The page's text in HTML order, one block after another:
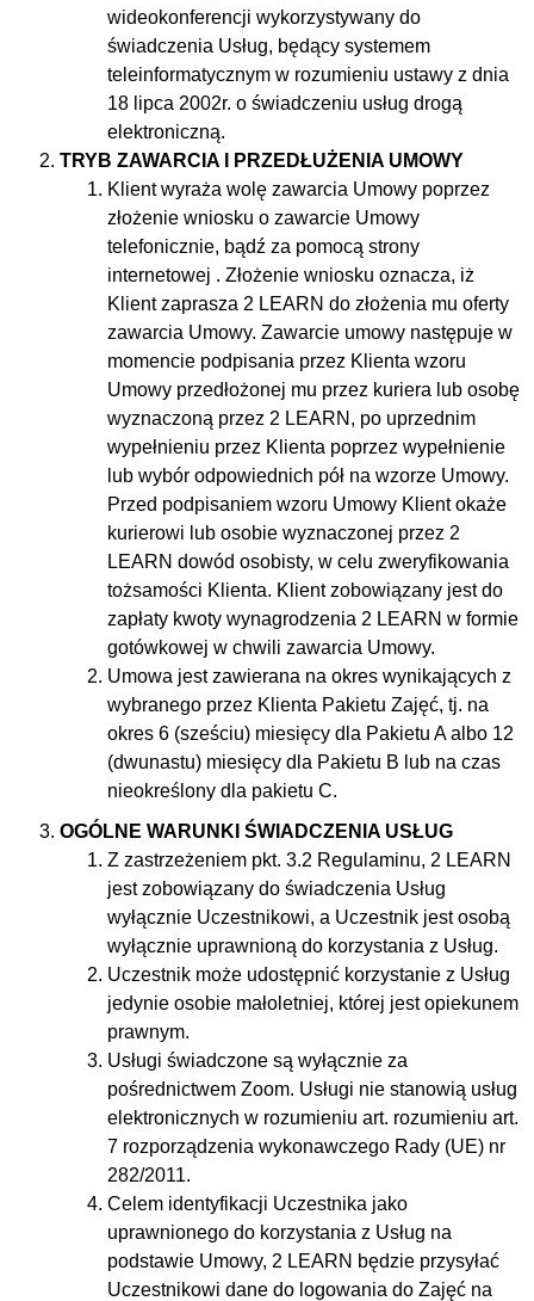
wideokonferencji wykorzystywany do
świadczenia Usług, będący systemem
teleinformatycznym w rozumieniu ustawy z dnia
18 lipca 2002r. o świadczeniu usług drogą
elektroniczną.
TRYB ZAWARCIA I PRZEDŁUŻENIA UMOWY
Klient wyraża wolę zawarcia Umowy poprzez
złożenie wniosku o zawarcie Umowy
telefonicznie, bądź za pomocą strony
internetowej . Złożenie wniosku oznacza, iż
Klient zaprasza 2 LEARN do złożenia mu oferty
zawarcia Umowy. Zawarcie umowy następuje w
momencie podpisania przez Klienta wzoru
Umowy przedłożonej mu przez kuriera lub osobę
wyznaczoną przez 2 LEARN, po uprzednim
wypełnieniu przez Klienta poprzez wypełnienie
lub wybór odpowiednich pół na wzorze Umowy.
Przed podpisaniem wzoru Umowy Klient okaże
kurierowi lub osobie wyznaczonej przez 2
LEARN dowód osobisty, w celu zweryfikowania
tożsamości Klienta. Klient zobowiązany jest do
zapłaty kwoty wynagrodzenia 2 LEARN w formie
gotówkowej w chwili zawarcia Umowy.
Umowa jest zawierana na okres wynikających z
wybranego przez Klienta Pakietu Zajęć, tj. na
okres 6 (sześciu) miesięcy dla Pakietu A albo 12
(dwunastu) miesięcy dla Pakietu B lub na czas
nieokreślony dla pakietu C.
OGÓLNE WARUNKI ŚWIADCZENIA USŁUG
Z zastrzeżeniem pkt. 3.2 Regulaminu, 2 LEARN
jest zobowiązany do świadczenia Usług
wyłącznie Uczestnikowi, a Uczestnik jest osobą
wyłącznie uprawnioną do korzystania z Usług.
Uczestnik może udostępnić korzystanie z Usług
jedynie osobie małoletniej, której jest opiekunem
prawnym.
Usługi świadczone są wyłącznie za
pośrednictwem Zoom. Usługi nie stanowią usług
elektronicznych w rozumieniu art. rozumieniu art.
7 rozporządzenia wykonawczego Rady (UE) nr
282/2011.
Celem identyfikacji Uczestnika jako
uprawnionego do korzystania z Usług na
podstawie Umowy, 2 LEARN będzie przysyłać
Uczestnikowi dane do logowania do Zajęć na